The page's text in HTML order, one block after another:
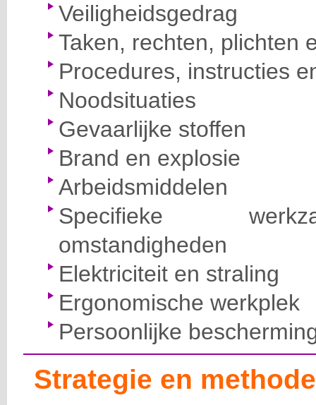
Veiligheidsgedrag
Taken, rechten, plichten
Procedures, instructies
Noodsituaties
Gevaarlijke stoffen
Brand en explosie
Arbeidsmiddelen
Specifieke
omstandigheden
Elektriciteit en straling
Ergonomische werkplek
Persoonlijke
Strategie en